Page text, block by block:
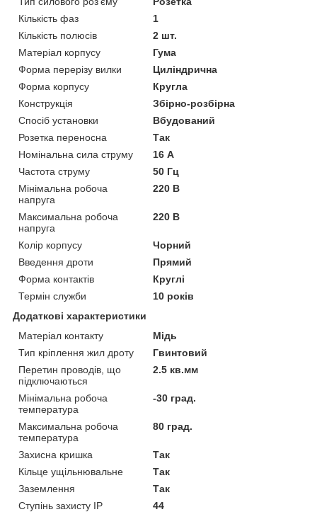
Кількість фаз
1
Кількість полюсів
2 шт.
Матеріал корпусу
Гума
Форма перерізу вилки
Циліндрична
Форма корпусу
Кругла
Конструкція
Збірно-розбірна
Спосіб установки
Вбудований
Розетка переносна
Так
Номінальна сила струму
16 А
Частота струму
50 Гц
Мінімальна робоча
напруга
220 В
Максимальна робоча
напруга
220 В
Колір корпусу
Чорний
Введення дроти
Прямий
Форма контактів
Круглі
Термін служби
10 років
Додаткові характеристики
Матеріал контакту
Мідь
Тип кріплення жил дроту
Гвинтовий
Перетин проводів, що
підключаються
2.5 кв.мм
Мінімальна робоча
температура
-30 град.
Максимальна робоча
температура
80 град.
Захисна кришка
Так
Кільце ущільнювальне
Так
Заземлення
Так
Ступінь захисту IP
44